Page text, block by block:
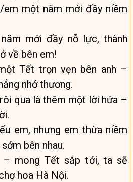
em một năm mới đầy niềm
mới đầy nỗ lực, thành
về bên em!
Tết trọn vẹn bên anh –
nhớ thương.
qua là thêm một lời hứa –
em, nhưng em thừa niềm
bên nhau.
– mong Tết sắp tới, ta sẽ
hoa Hà Nội.